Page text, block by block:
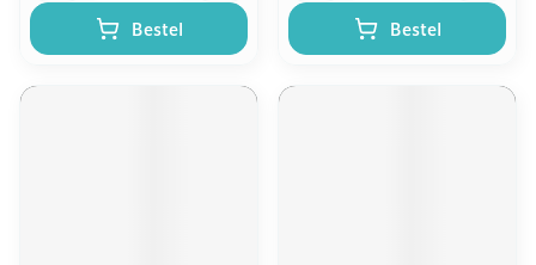
Bestel Bestel